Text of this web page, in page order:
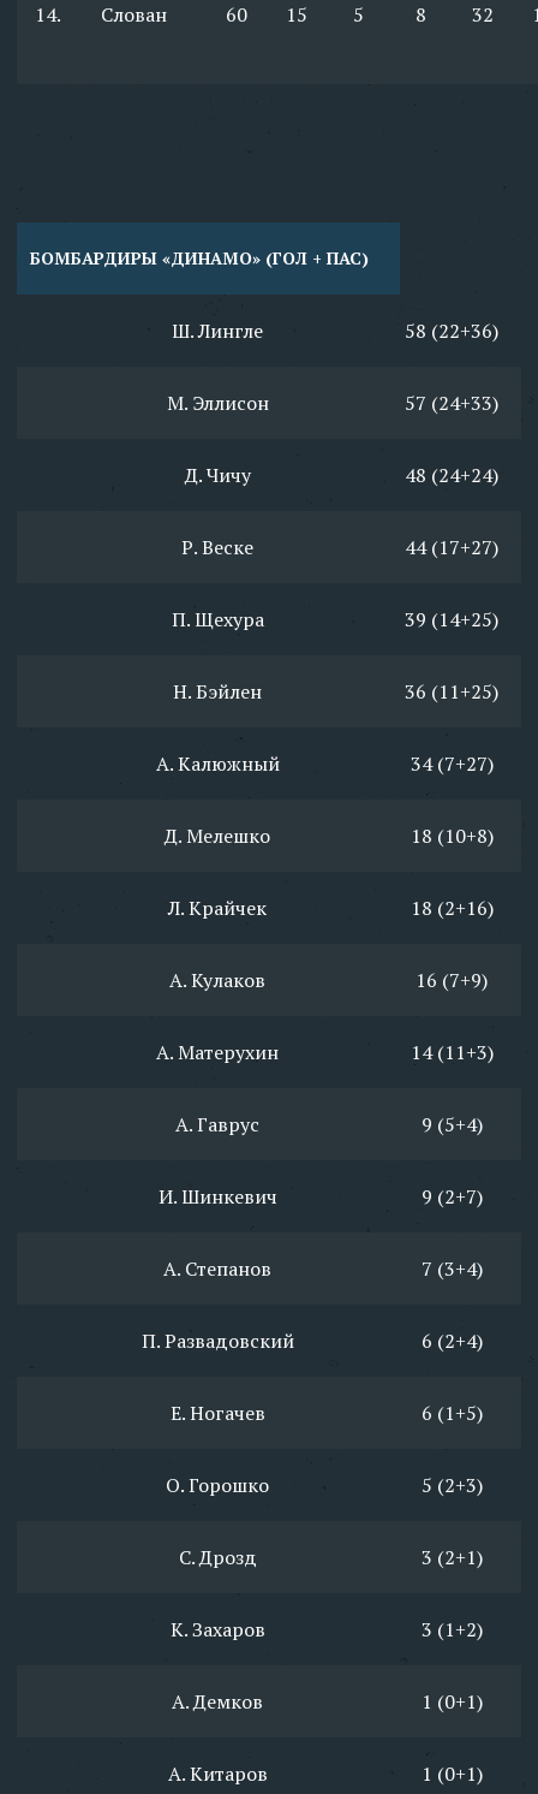
14. Слован 60 15 5 8 32
БОМБАРДИРЫ «ДИНАМО» (ГОЛ + ПАС)
Ш. Лингле 58 (22+36)
М. Эллисон 57 (24+33)
Д. Чичу 48 (24+24)
Р. Веске 44 (17+27)
П. Щехура 39 (14+25)
Н. Бэйлен 36 (11+25)
А. Калюжный 34 (7+27)
Д. Мелешко 18 (10+8)
Л. Крайчек 18 (2+16)
А. Кулаков 16 (7+9)
А. Матерухин 14 (11+3)
А. Гаврус 9 (5+4)
И. Шинкевич 9 (2+7)
А. Степанов 7 (3+4)
П. Развадовский 6 (2+4)
Е. Ногачев 6 (1+5)
О. Горошко 5 (2+3)
С. Дрозд 3 (2+1)
К. Захаров 3 (1+2)
А. Демков 1 (0+1)
А. Китаров 1 (0+1)